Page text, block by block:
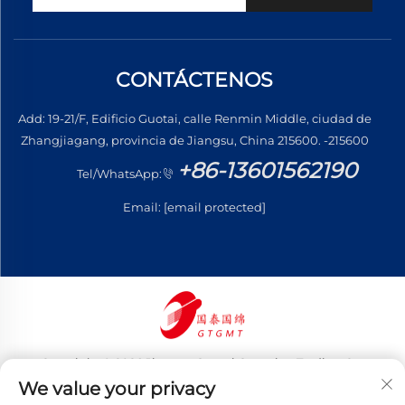
CONTÁCTENOS
Add: 19-21/F, Edificio Guotai, calle Renmin Middle, ciudad de
Zhangjiagang, provincia de Jiangsu, China 215600. -215600
Tel/WhatsApp: +86-13601562190
Email: [email protected]
Copyright © 2026 Jiangsu Guotai Guomian Trading Co.,
Ltd. Todos los derechos reservados
Política de privacidad
We value your privacy